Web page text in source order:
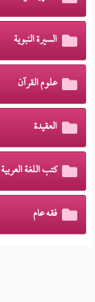
السيرة النبوية
علوم القرآن
العقيدة
كتب اللغة العربية
فقه عام